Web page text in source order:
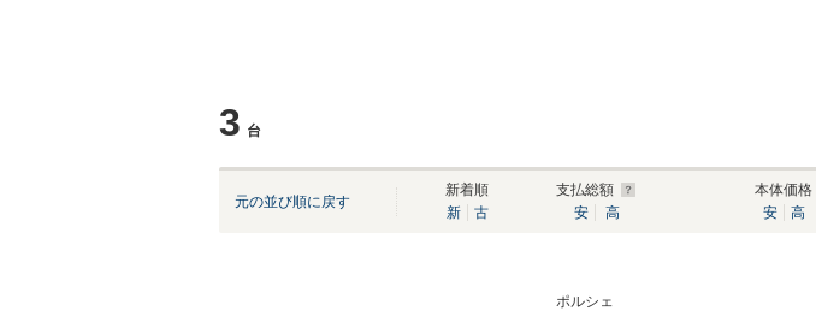
3 台
元の並び順に戻す
新着順
新
古
支払総額
安
高
本体価格
安
高
ポルシェ